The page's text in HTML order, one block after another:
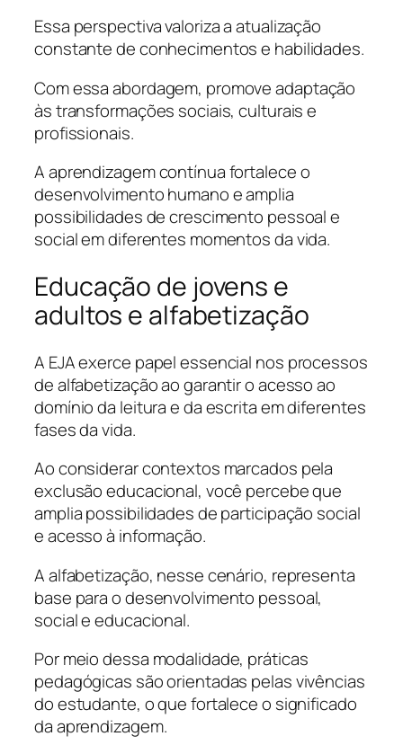
Essa perspectiva valoriza a atualização
constante de conhecimentos e habilidades.
Com essa abordagem, promove adaptação
às transformações sociais, culturais e
profissionais.
A aprendizagem contínua fortalece o
desenvolvimento humano e amplia
possibilidades de crescimento pessoal e
social em diferentes momentos da vida.
Educação de jovens e
adultos e alfabetização
A EJA exerce papel essencial nos processos
de alfabetização ao garantir o acesso ao
domínio da leitura e da escrita em diferentes
fases da vida.
Ao considerar contextos marcados pela
exclusão educacional, você percebe que
amplia possibilidades de participação social
e acesso à informação.
A alfabetização, nesse cenário, representa
base para o desenvolvimento pessoal,
social e educacional.
Por meio dessa modalidade, práticas
pedagógicas são orientadas pelas vivências
do estudante, o que fortalece o significado
da aprendizagem.